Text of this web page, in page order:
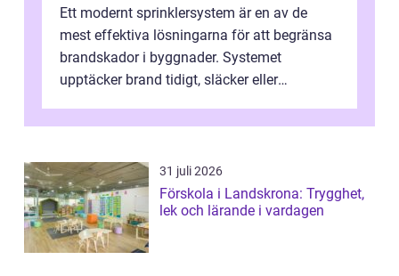
Ett modernt sprinklersystem är en av de
mest effektiva lösningarna för att begränsa
brandskador i byggnader. Systemet
upptäcker brand tidigt, släcker eller
31 juli 2026
Förskola i Landskrona: Trygghet,
lek och lärande i vardagen